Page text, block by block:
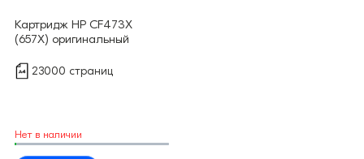
Картридж HP CF473X
(657X) оригинальный
23000 страниц
Нет в наличии